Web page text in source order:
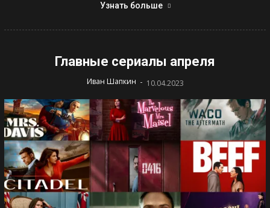
Узнать больше
Главные сериалы апреля
Иван Шапкин - 10.04.2023